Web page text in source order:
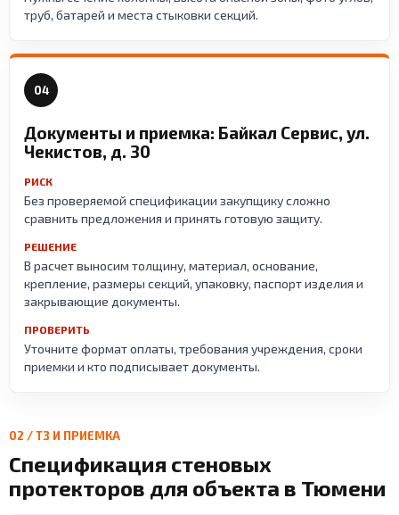
труб, батарей и места стыковки секций.
04
Документы и приемка: Байкал Сервис, ул.
Чекистов, д. 30
РИСК
Без проверяемой спецификации закупщику сложно
сравнить предложения и принять готовую защиту.
РЕШЕНИЕ
В расчет выносим толщину, материал, основание,
крепление, размеры секций, упаковку, паспорт изделия и
закрывающие документы.
ПРОВЕРИТЬ
Уточните формат оплаты, требования учреждения, сроки
приемки и кто подписывает документы.
02 / ТЗ И ПРИЕМКА
Спецификация стеновых
протекторов для объекта в Тюмени